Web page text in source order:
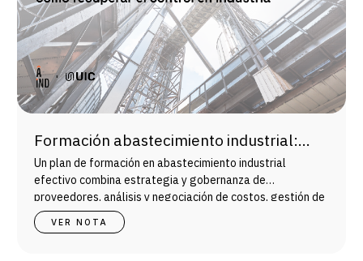
Formación abastecimiento industrial:
plan para equipos de compras y
proveedores
Un plan de formación en abastecimiento industrial
efectivo combina estrategia y gobernanza de
proveedores, análisis y negociación de costos, gestión de
riesgos y sostenibilidad.
VER NOTA